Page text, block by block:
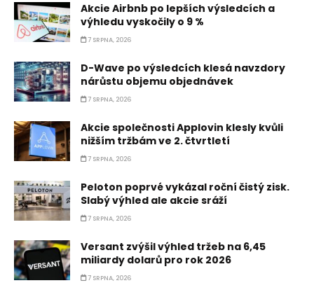
Akcie Airbnb po lepších výsledcích a
výhledu vyskočily o 9 %
7 SRPNA, 2026
D-Wave po výsledcích klesá navzdory
nárůstu objemu objednávek
7 SRPNA, 2026
Akcie společnosti Applovin klesly kvůli
nižším tržbám ve 2. čtvrtletí
7 SRPNA, 2026
Peloton poprvé vykázal roční čistý zisk.
Slabý výhled ale akcie sráží
7 SRPNA, 2026
Versant zvýšil výhled tržeb na 6,45
miliardy dolarů pro rok 2026
7 SRPNA, 2026